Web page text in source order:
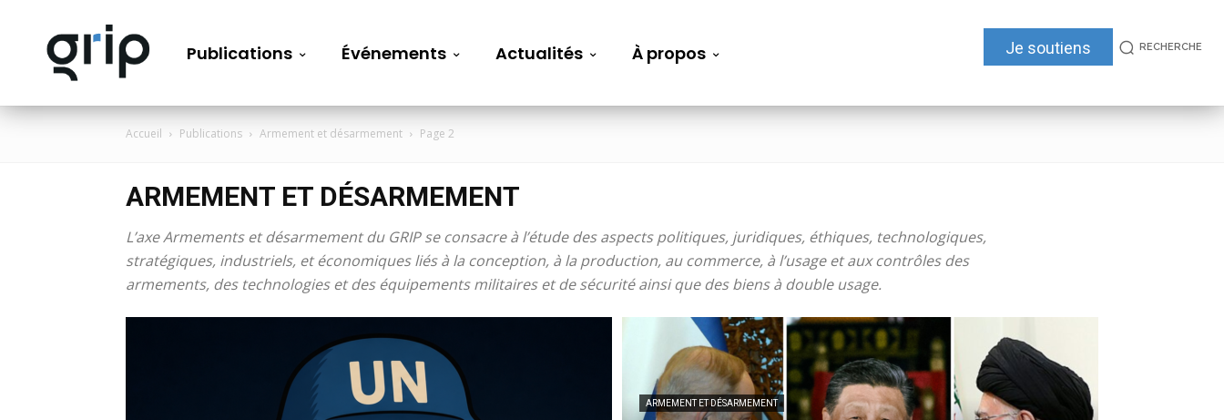
Publications Événements Actualités À propos Je soutiens RECHERCHE
Accueil Publications Armement et désarmement Page 2
ARMEMENT ET DÉSARMEMENT
L’axeArmements et désarmementdu GRIP se consacre à l’étude des aspects politiques, juridiques, éthiques, technologiques,
stratégiques, industriels, et économiques liés à la conception, à la production, au commerce, à l’usage et aux contrôles des
armements, des technologies et des équipements militaires et de sécurité ainsi que des biens à double usage.
ARMEMENT ET DÉSARMEMENT